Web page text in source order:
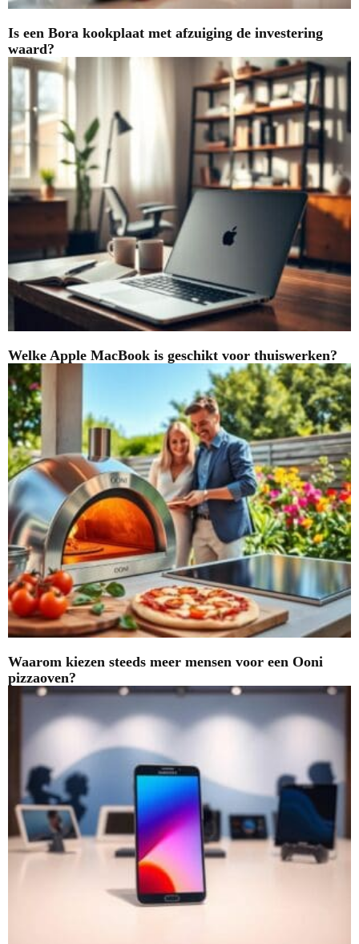
Is een Bora kookplaat met afzuiging de investering
waard?
Welke Apple MacBook is geschikt voor thuiswerken?
Waarom kiezen steeds meer mensen voor een Ooni
pizzaoven?